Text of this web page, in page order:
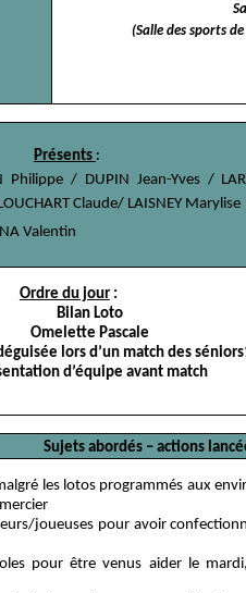
(Salle des sports
Présents :
Philippe / DUPIN Jean-Yves /
Claude/ LAISNEY Marylise
Valentin
Ordre du jour:
Bilan Loto
Omelette Pascale
lors d’un match des
d’équipe avant match
Sujets abordés – actions
les lotos programmés aux
joueuses pour avoir
pour être venus aider le